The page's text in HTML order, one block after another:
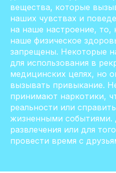
вещества, которые
наших чувствах и
на наше настроение,
наше физическое
запрещены. Некоторые
для использования в
медицинских целях, но
вызывать привыкание.
принимают наркотики,
реальности или
жизненными событиями.
развлечения или для
провести время с